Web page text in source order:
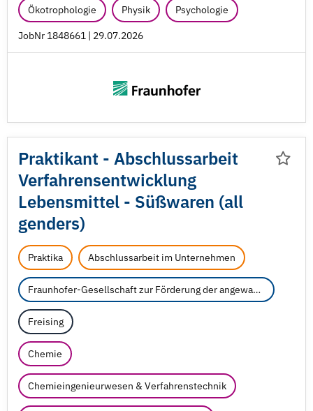
Ökotrophologie Physik Psychologie
JobNr 1848661 | 29.07.2026
Praktikant - Abschlussarbeit
Verfahrensentwicklung
Lebensmittel - Süßwaren (all
genders)
Praktika Abschlussarbeit im Unternehmen
Fraunhofer-Gesellschaft zur Förderung der angewandten Forschung e.V.
Freising
Chemie
Chemieingenieurwesen & Verfahrenstechnik